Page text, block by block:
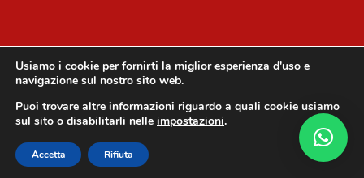
Innovea © 2026. Tutti i diritti riservati.
Usiamo i cookie per fornirti la miglior esperienza d'uso e
navigazione sul nostro sito web.
Puoi trovare altre informazioni riguardo a quali cookie usiamo
sul sito o disabilitarli nelle impostazioni.
Accetta Rifiuta